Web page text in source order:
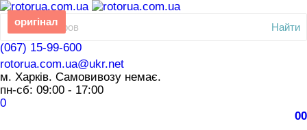
Найти
(067) 15-99-600
rotorua.com.ua@ukr.net
м. Харків. Самовивозу немає.
пн-сб: 09:00 - 17:00
0
00
оригінал